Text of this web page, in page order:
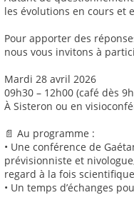
les évolutions en cours et
Pour apporter des
nous vous invitons à
Mardi 28 avril 2026
09h30 – 12h00 (café dès
À Sisteron ou en
📄 Au programme :
• Une conférence de
prévisionniste et
regard à la fois
• Un temps d’échanges